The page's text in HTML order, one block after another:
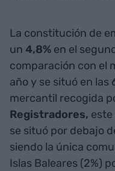
La constitución de
un 4,8% en el
comparación con el
año y se situó en las
mercantil recogida
Registradores,
se situó por debajo
siendo la única
Islas Baleares (2%)